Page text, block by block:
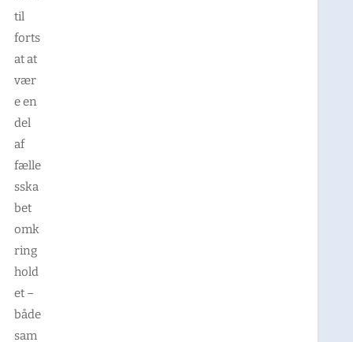
til
forts
at at
vær
e en
del
af
fælle
sska
bet
omk
ring
hold
et –
både
sam